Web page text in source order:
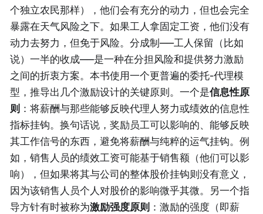
个独立农民那样），他们会有充分的动力，但也会完全
暴露在天气风险之下。如果工人拿固定工资，他们没有
动力去努力，但免于风险。分成制——工人保留（比如
说）一半的收成——是一种在分担风险和提供努力激励
之间的折衷方案。本书使用一个更普遍的委托-代理模
型，推导出几个激励设计的关键原则。一个是信息性原
则 ：将薪酬与那些能够反映代理人努力或绩效的信息性
指标挂钩。换句话说，奖励员工可以影响的、能够反映
其工作信号的东西，避免将薪酬与纯粹的运气挂钩。例
如，销售人员的绩效工资可能基于销售额（他们可以影
响），但如果将其与公司的整体股价挂钩则没有意义，
因为该销售人员个人对股价的影响微乎其微。另一个指
导方针有时被称为激励强度原则 ：激励的强度（即薪